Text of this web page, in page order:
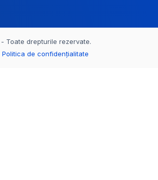
Toate drepturile rezervate.
Politica de confidențialitate